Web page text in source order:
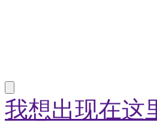
我想出现在这